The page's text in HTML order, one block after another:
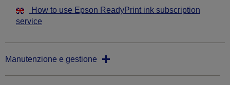
How to use Epson ReadyPrint ink subscription
service
Manutenzione e gestione